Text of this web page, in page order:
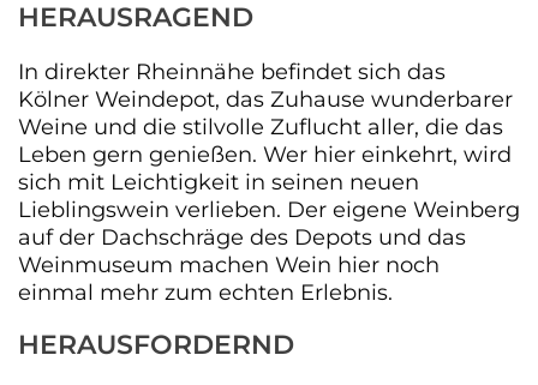
HERAUSRAGEND
In direkter Rheinnähe befindet sich das
Kölner Weindepot, das Zuhause wunderbarer
Weine und die stilvolle Zuflucht aller, die das
Leben gern genießen. Wer hier einkehrt, wird
sich mit Leichtigkeit in seinen neuen
Lieblingswein verlieben. Der eigene Weinberg
auf der Dachschräge des Depots und das
Weinmuseum machen Wein hier noch
einmal mehr zum echten Erlebnis.
HERAUSFORDERND